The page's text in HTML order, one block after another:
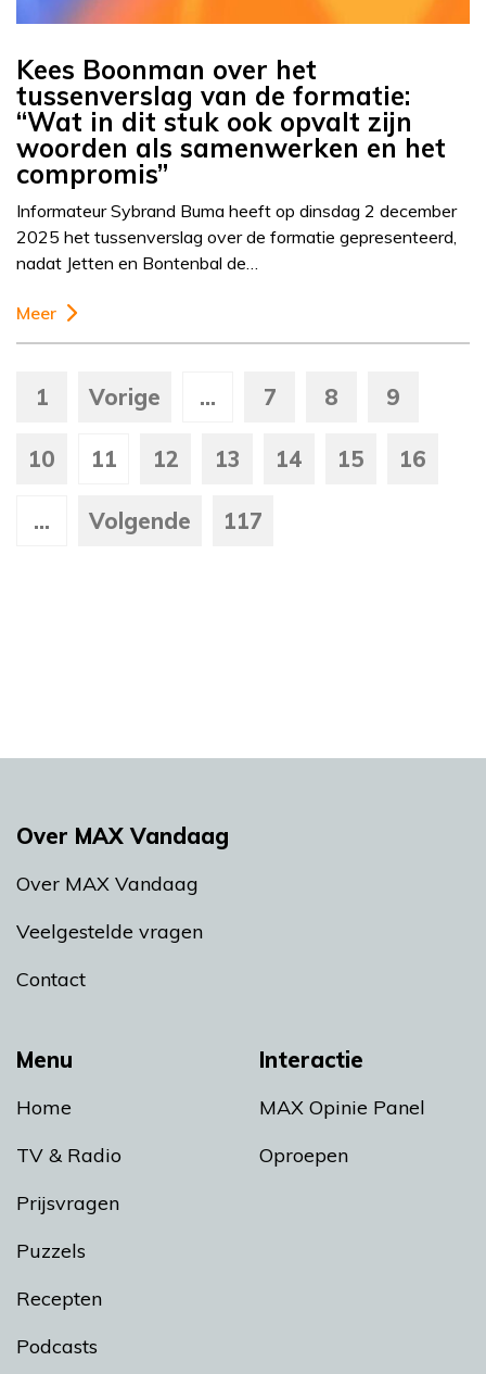
Kees Boonman over het
tussenverslag van de formatie:
“Wat in dit stuk ook opvalt zijn
woorden als samenwerken en het
compromis”
Informateur Sybrand Buma heeft op dinsdag 2 december
2025 het tussenverslag over de formatie gepresenteerd,
nadat Jetten en Bontenbal de…
Meer
1 Vorige ... 7 8 9
10 11 12 13 14 15 16
... Volgende 117
Menu
Home
TV & Radio
Prijsvragen
Puzzels
Recepten
Podcasts
Interactie
MAX Opinie Panel
Oproepen
Over MAX Vandaag
Over MAX Vandaag
Veelgestelde vragen
Contact